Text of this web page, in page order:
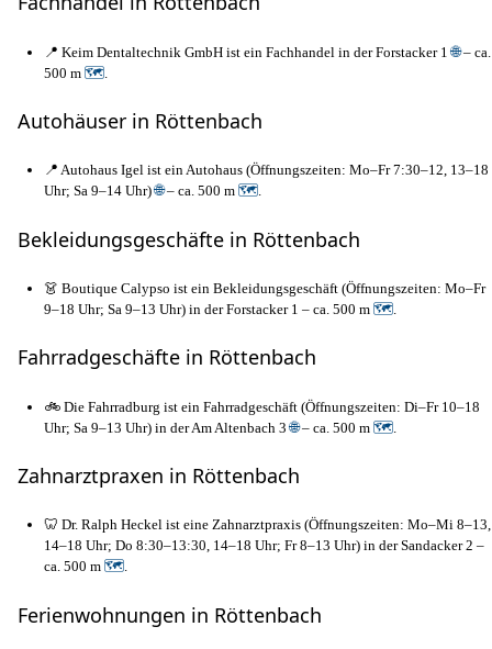
📍 Keim Dentaltechnik GmbH ist ein Fachhandel in der Forstacker 1🌐– ca.
500 m 🗺
Autohäuser in Röttenbach
📍 Autohaus Igel ist ein Autohaus (Öffnungszeiten: Mo–Fr 7:30–12, 13–18
Uhr; Sa 9–14 Uhr)🌐– ca. 500 m 🗺.
Bekleidungsgeschäfte in Röttenbach
👗 Boutique Calypso ist ein Bekleidungsgeschäft (Öffnungszeiten: Mo–Fr
9–18 Uhr; Sa 9–13 Uhr) in der Forstacker 1 – ca. 500 m 🗺
Fahrradgeschäfte in Röttenbach
🚲 Die Fahrradburg ist ein Fahrradgeschäft (Öffnungszeiten: Di–Fr 10–18
Uhr; Sa 9–13 Uhr) in der Am Altenbach 3🌐– ca. 500 m 🗺
Zahnarztpraxen in Röttenbach
🦷 Dr. Ralph Heckel ist eine Zahnarztpraxis (Öffnungszeiten: Mo–Mi 8–13,
14–18 Uhr; Do 8:30–13:30, 14–18 Uhr; Fr 8–13 Uhr) in der Sandacker 2 –
ca. 500 m 🗺.
Ferienwohnungen in Röttenbach